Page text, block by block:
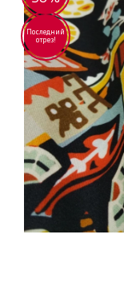
Последний
отрез!